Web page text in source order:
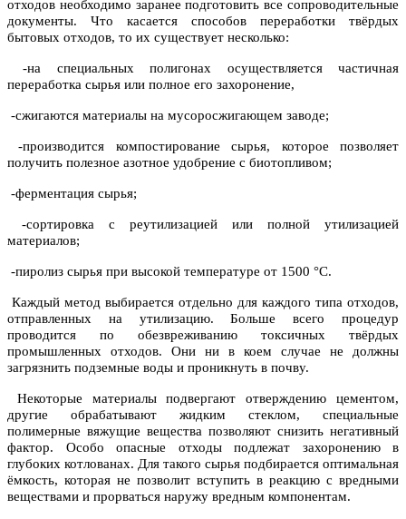
отходов необходимо заранее подготовить все сопроводительные
документы. Что касается способов переработки твёрдых
бытовых отходов, то их существует несколько:
-на специальных полигонах осуществляется частичная
переработка сырья или полное его захоронение,
-сжигаются материалы на мусоросжигающем заводе;
-производится компостирование сырья, которое позволяет
получить полезное азотное удобрение с биотопливом;
-ферментация сырья;
-сортировка с реутилизацией или полной утилизацией
материалов;
-пиролиз сырья при высокой температуре от 1500 °С.
Каждый метод выбирается отдельно для каждого типа отходов,
отправленных на утилизацию. Больше всего процедур
проводится по обезвреживанию токсичных твёрдых
промышленных отходов. Они ни в коем случае не должны
загрязнить подземные воды и проникнуть в почву.
Некоторые материалы подвергают отверждению цементом,
другие обрабатывают жидким стеклом, специальные
полимерные вяжущие вещества позволяют снизить негативный
фактор. Особо опасные отходы подлежат захоронению в
глубоких котлованах. Для такого сырья подбирается оптимальная
ёмкость, которая не позволит вступить в реакцию с вредными
веществами и прорваться наружу вредным компонентам.